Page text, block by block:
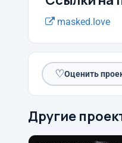
masked.love
♡Оценить
Другие